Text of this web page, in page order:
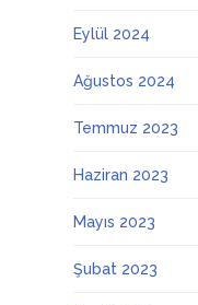
Eylül 2024
Ağustos 2024
Temmuz 2023
Haziran 2023
Mayıs 2023
Şubat 2023